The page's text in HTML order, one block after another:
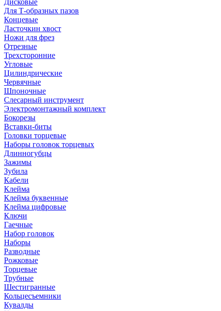
Дисковые
Для Т-образных пазов
Концевые
Ласточкин хвост
Ножи для фрез
Отрезные
Трехсторонние
Угловые
Цилиндрические
Червячные
Шпоночные
Слесарный инструмент
Электромонтажный комплект
Бокорезы
Вставки-биты
Головки торцевые
Наборы головок торцевых
Длинногубцы
Зажимы
Зубила
Кабели
Клейма
Клейма буквенные
Клейма цифровые
Ключи
Гаечные
Набор головок
Наборы
Разводные
Рожковые
Торцевые
Трубные
Шестигранные
Кольцесъемники
Кувалды